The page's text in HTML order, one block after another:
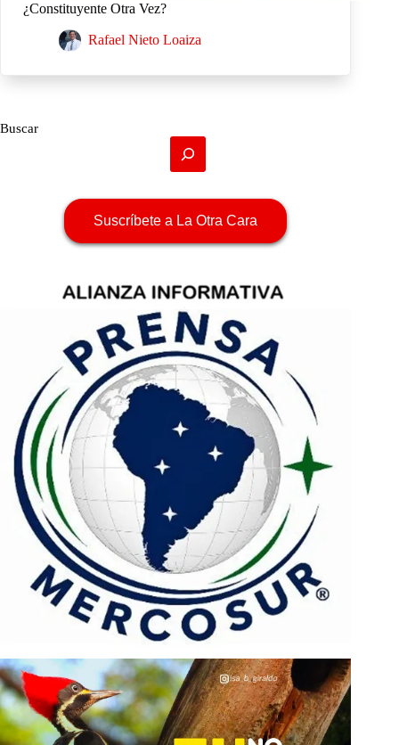
¿Constituyente Otra Vez?
Rafael Nieto Loaiza
Buscar
Suscríbete a La Otra Cara